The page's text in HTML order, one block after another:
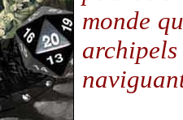
monde